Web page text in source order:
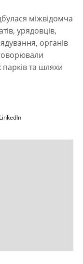
міжвідомча
урядовців,
органів
парків та шляхи